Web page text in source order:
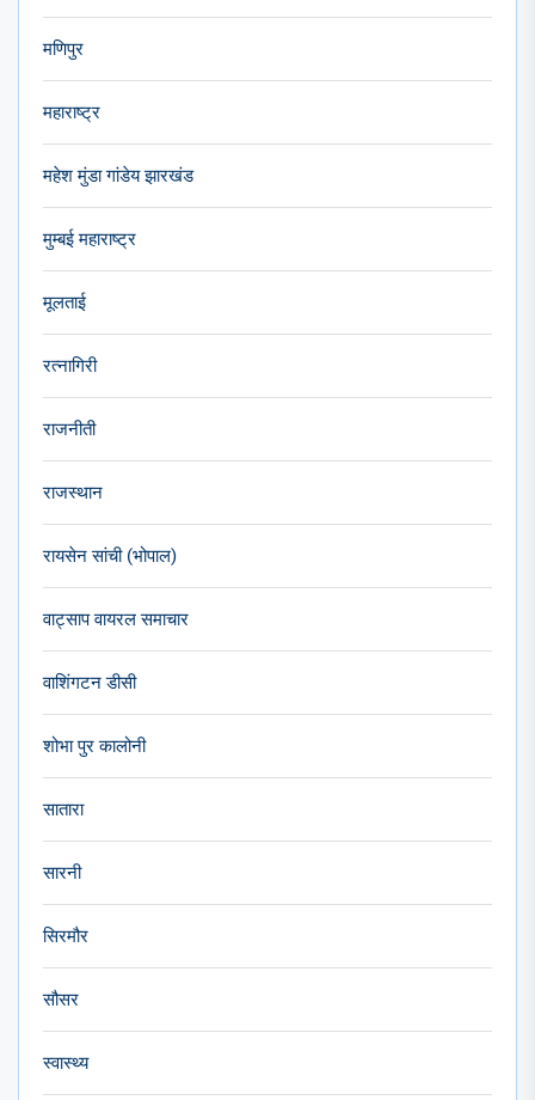
मणिपुर
महाराष्ट्र
महेश मुंडा गांडेय झारखंड
मुम्बई महाराष्ट्र
मूलताई
रत्नागिरी
राजनीती
राजस्थान
रायसेन सांची (भोपाल)
वाट्साप वायरल समाचार
वाशिंगटन डीसी
शोभा पुर कालोनी
सातारा
सारनी
सिरमौर
सौसर
स्वास्थ्य